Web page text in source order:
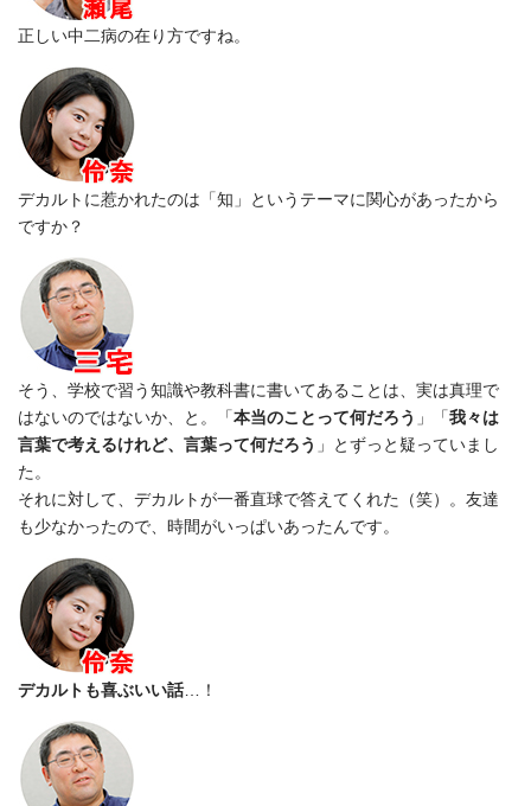
正しい中二病の在り方ですね。
デカルトに惹かれたのは「知」というテーマに関心があったから
ですか？
そう、学校で習う知識や教科書に書いてあることは、実は真理で
はないのではないか、と。「本当のことって何だろう 」「我々は
言葉で考えるけれど、言葉って何だろう 」とずっと疑っていまし
た。
それに対して、デカルトが一番直球で答えてくれた（笑）。友達
も少なかったので、時間がいっぱいあったんです。
デカルトも喜ぶいい話…！